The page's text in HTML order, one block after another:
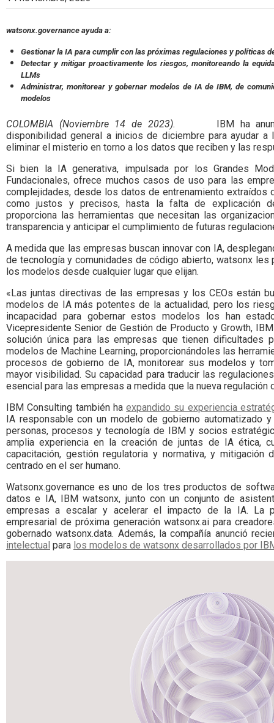
Colombia.
watsonx.governance ayuda a:
Gestionar la IA para cumplir con las próximas regulaciones y políticas
Detectar y mitigar proactivamente los riesgos, monitoreando la
LLMs
Administrar, monitorear y gobernar modelos de IA de IBM, de
modelos
COLOMBIA (Noviembre 14 de 2023). IBM ha
disponibilidad general a inicios de diciembre para ayudar
eliminar el misterio en torno a los datos que reciben y las
Si bien la IA generativa, impulsada por los Grandes
Fundacionales, ofrece muchos casos de uso para las
complejidades, desde los datos de entrenamiento extraídos
como justos y precisos, hasta la falta de explicación
proporciona las herramientas que necesitan las
transparencia y anticipar el cumplimiento de futuras
A medida que las empresas buscan innovar con IA,
de tecnología y comunidades de código abierto, watsonx les
los modelos desde cualquier lugar que elijan.
«Las juntas directivas de las empresas y los CEOs están
modelos de IA más potentes de la actualidad, pero los
incapacidad para gobernar estos modelos los han
Vicepresidente Senior de Gestión de Producto y Growth,
solución única para las empresas que tienen dificultades
modelos de Machine Learning, proporcionándoles las
procesos de gobierno de IA, monitorear sus modelos y
mayor visibilidad. Su capacidad para traducir las
esencial para las empresas a medida que la nueva regulación
IBM Consulting también haexpandido su experiencia
IA responsable con un modelo de gobierno automatizado
personas, procesos y tecnología de IBM y socios
amplia experiencia en la creación de juntas de IA ética,
capacitación, gestión regulatoria y normativa, y mitigación
centrado en el ser humano.
Watsonx.governance es uno de los tres productos de
datos e IA, IBM watsonx, junto con un conjunto de
empresas a escalar y acelerar el impacto de la IA. La
empresarial de próxima generación watsonx.ai para
gobernado watsonx.data. Además, la compañía anunció
intelectual para los modelos de watsonx desarrollados por